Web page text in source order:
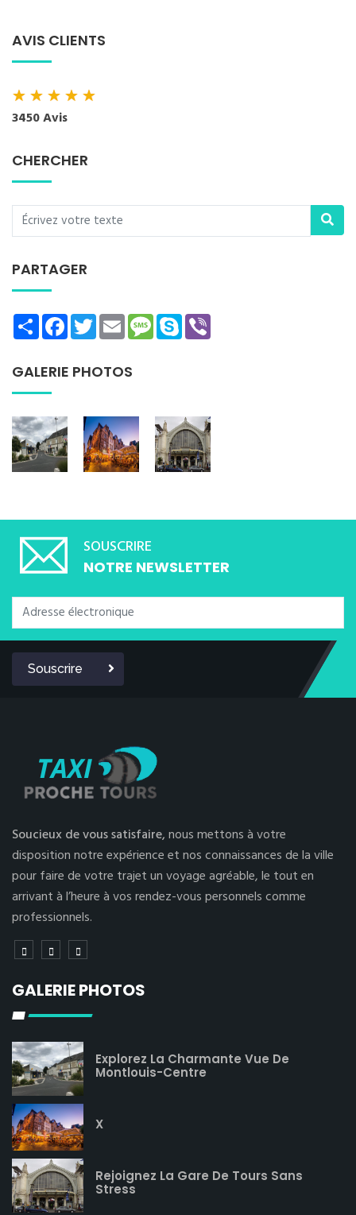
AVIS CLIENTS
★★★★★
3450 Avis
CHERCHER
PARTAGER
ShareFacebookTwitterEmailMessage
Skype
GALERIE PHOTOS
SOUSCRIRE
NOTRE NEWSLETTER
Souscrire
Soucieux de vous satisfaire,nous mettons à votre
disposition notre expérience et nos connaissances de la ville
pour faire de votre trajet un voyage agréable, le tout en
arrivant à l’heure à vos rendez-vous personnels comme
professionnels.
GALERIE PHOTOS
Explorez La Charmante Vue De
Montlouis-Centre
X
Rejoignez La Gare De Tours Sans
Stress